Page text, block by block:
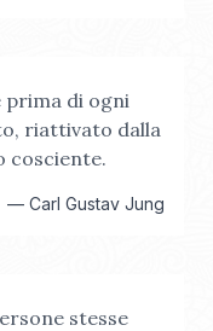
prima di ogni
riattivato dalla
cosciente.
— Carl Gustav Jung
stesse